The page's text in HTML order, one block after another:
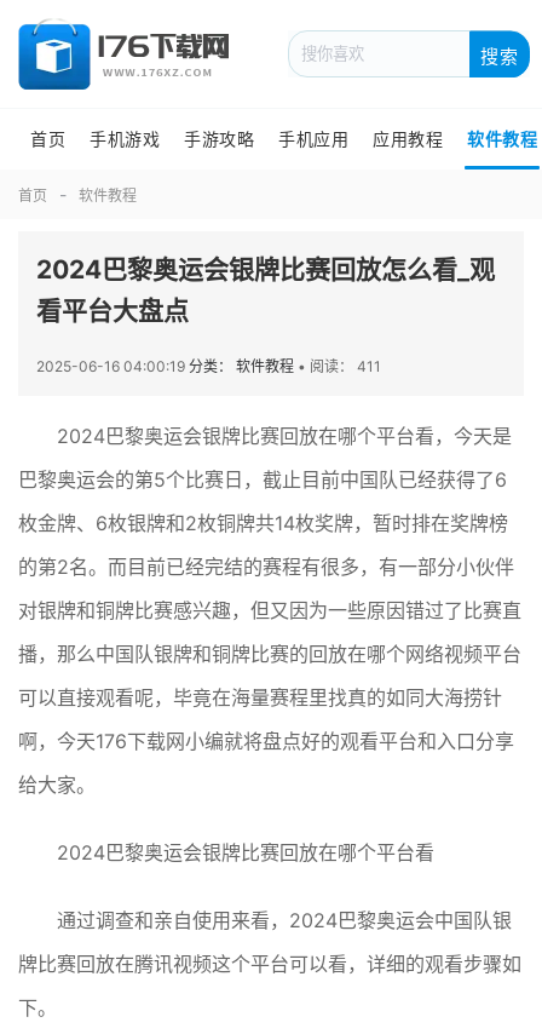
搜索
首页 手机游戏 手游攻略 手机应用 应用教程 软件教程
首页 软件教程
2024巴黎奥运会银牌比赛回放怎么看_观
看平台大盘点
2025-06-16 04:00:19 分类： 软件教程 • 阅读： 411
2024巴黎奥运会银牌比赛回放在哪个平台看，今天是
巴黎奥运会的第5个比赛日，截止目前中国队已经获得了6
枚金牌、6枚银牌和2枚铜牌共14枚奖牌，暂时排在奖牌榜
的第2名。而目前已经完结的赛程有很多，有一部分小伙伴
对银牌和铜牌比赛感兴趣，但又因为一些原因错过了比赛直
播，那么中国队银牌和铜牌比赛的回放在哪个网络视频平台
可以直接观看呢，毕竟在海量赛程里找真的如同大海捞针
啊，今天176下载网小编就将盘点好的观看平台和入口分享
给大家。
2024巴黎奥运会银牌比赛回放在哪个平台看
通过调查和亲自使用来看，2024巴黎奥运会中国队银
牌比赛回放在腾讯视频这个平台可以看，详细的观看步骤如
下。